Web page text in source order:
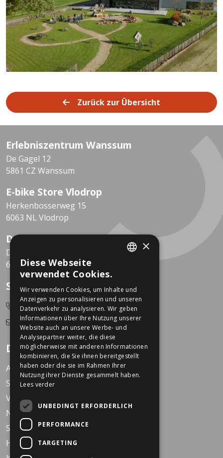
Zurück zur Übersicht
Erlebniszentrum Wanssum
De Gagel 12
5861 CZ Wanssum
E-bike Store Vlodrop
Herkenbosserweg 15
6063 NL Vlodrop
Dekkers Valkenburg
De Leeuwhof 7
6301 KZ Valkenburg
So erreichen Sie uns
0478-532166
info@dekkerstweewielers.nl
Dekkers Zweiräder
Arbeiten bei Dekkers
Standorte
Veranstaltungen
Nachrichten
Service
Häufig gestellte Fragen
×
Diese Webseite
verwendet Cookies.
Wir verwenden Cookies, um Inhalte und
Anzeigen zu personalisieren und unseren
Datenverkehr zu analysieren. Wir geben
Informationen über Ihre Nutzung unserer
Website auch an unsere Werbe- und
Analysepartner weiter, die diese
möglicherweise mit anderen Informationen
kombinieren, die Sie ihnen bereitgestellt
haben oder die sie im Rahmen Ihrer
Nutzung ihrer Dienste gesammelt haben.
Lees verder
UNBEDINGT ERFORDERLICH
PERFORMANCE
TARGETING